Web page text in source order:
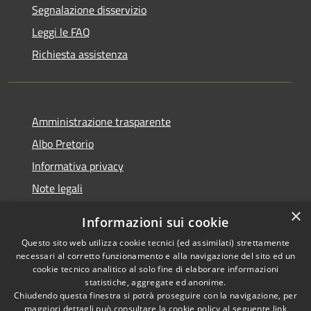
Segnalazione disservizio
Leggi le FAQ
Richiesta assistenza
Amministrazione trasparente
Albo Pretorio
Informativa privacy
Note legali
Whisteblowing
RSS
Copyright © 2026 • Comune di
×
Informazioni sui cookie
Questo sito web utilizza cookie tecnici (ed assimilati) strettamente
necessari al corretto funzionamento e alla navigazione del sito ed un
cookie tecnico analitico al solo fine di elaborare informazioni
statistiche, aggregate ed anonime.
Chiudendo questa finestra si potrà proseguire con la navigazione, per
maggiori dettagli può consultare la cookie policy al seguente link